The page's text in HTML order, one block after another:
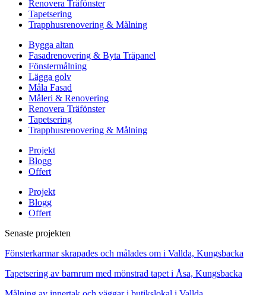
Renovera Träfönster
Tapetsering
Trapphusrenovering & Målning
Bygga altan
Fasadrenovering & Byta Träpanel
Fönstermålning
Lägga golv
Måla Fasad
Måleri & Renovering
Renovera Träfönster
Tapetsering
Trapphusrenovering & Målning
Projekt
Blogg
Offert
Projekt
Blogg
Offert
Senaste projekten
Fönsterkarmar skrapades och målades om i Vallda, Kungsbacka
Tapetsering av barnrum med mönstrad tapet i Åsa, Kungsbacka